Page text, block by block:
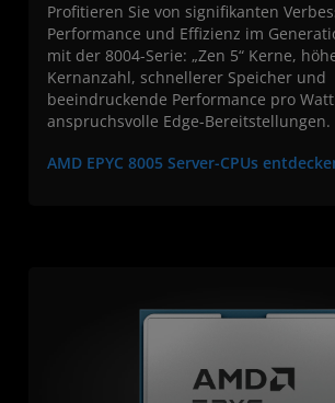
Profitieren Sie von signifikanten
Performance und Effizienz im
mit der 8004-Serie: „Zen 5“ Kerne,
Kernanzahl, schnellerer Speicher und
beeindruckende Performance pro
anspruchsvolle Edge-Bereitstellungen.
AMD EPYC 8005 Server-CPUs